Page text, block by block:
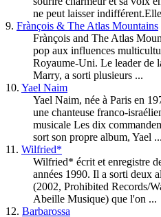
ne peut laisser
9. Frànçois & The Atlas Mountains
Frànçois and The Atlas
pop aux influences
Royaume-Uni. Le leader de
Marry, a sorti plusieurs ...
10. Yael Naim
Yael Naim, née à Paris en
une chanteuse franco-
musicale Les dix
sort son propre album, Yael ...
11. Wilfried*
Wilfried* écrit et enregistre
années 1990. Il a sorti deux
(2002, Prohibited Records/
Abeille Musique) que l'on ...
12. Barbarossa